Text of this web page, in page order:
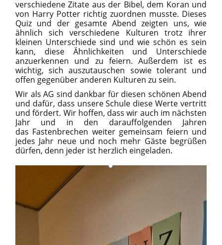
verschiedene Zitate aus der Bibel, dem Koran und
von Harry Potter richtig zuordnen musste. Dieses
Quiz und der gesamte Abend zeigten uns, wie
ähnlich sich verschiedene Kulturen trotz ihrer
kleinen Unterschiede sind und wie schön es sein
kann, diese Ähnlichkeiten und Unterschiede
anzuerkennen und zu feiern. Außerdem ist es
wichtig, sich auszutauschen sowie tolerant und
offen gegenüber anderen Kulturen zu sein.
Wir als AG sind dankbar für diesen schönen Abend
und dafür, dass unsere Schule diese Werte vertritt
und fördert. Wir hoffen, dass wir auch im nächsten
Jahr und in den darauffolgenden Jahren
das Fastenbrechen weiter gemeinsam feiern und
jedes Jahr neue und noch mehr Gäste begrüßen
dürfen, denn jeder ist herzlich eingeladen.